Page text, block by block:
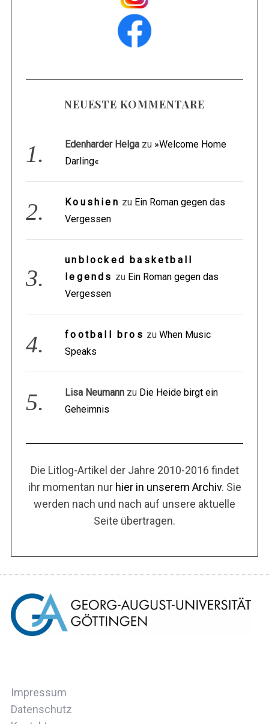
NEUESTE KOMMENTARE
Edenharder Helga zu »Welcome Home
Darling«
Koushien zu Ein Roman gegen das
Vergessen
unblocked basketball
legends zu Ein Roman gegen das
Vergessen
football bros zu When Music
Speaks
Lisa Neumann zu Die Heide birgt ein
Geheimnis
Die Litlog-Artikel der Jahre 2010-2016 findet
ihr momentan nur hier in unserem Archiv. Sie
werden nach und nach auf unsere aktuelle
Seite übertragen.
Impressum
Datenschutz